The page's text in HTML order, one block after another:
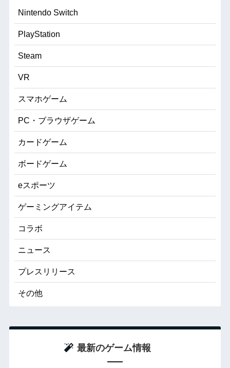
Nintendo Switch
PlayStation
Steam
VR
スマホゲーム
PC・ブラウザゲーム
カードゲーム
ボードゲーム
eスポーツ
ゲーミングアイテム
コラボ
ニュース
プレスリリース
その他
最新のゲーム情報